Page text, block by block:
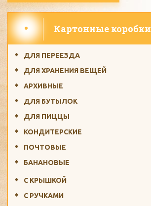
Картонные коробки
ДЛЯ ПЕРЕЕЗДА
ДЛЯ ХРАНЕНИЯ ВЕЩЕЙ
АРХИВНЫЕ
ДЛЯ БУТЫЛОК
ДЛЯ ПИЦЦЫ
КОНДИТЕРСКИЕ
ПОЧТОВЫЕ
БАНАНОВЫЕ
С КРЫШКОЙ
С РУЧКАМИ